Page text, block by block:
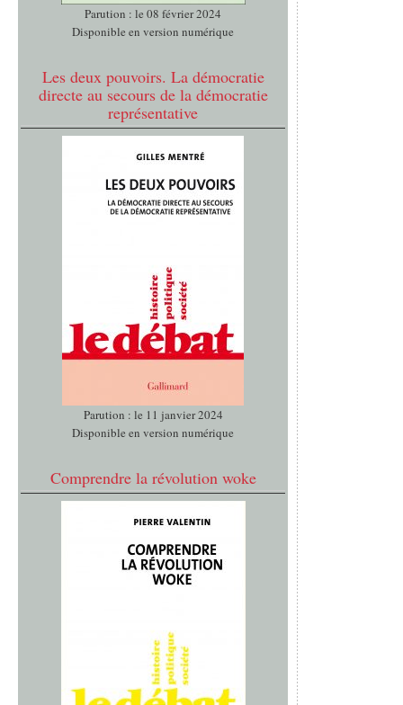
Parution : le 08 février 2024
Disponible en version numérique
Les deux pouvoirs. La démocratie
directe au secours de la démocratie
représentative
Parution : le 11 janvier 2024
Disponible en version numérique
Comprendre la révolution woke